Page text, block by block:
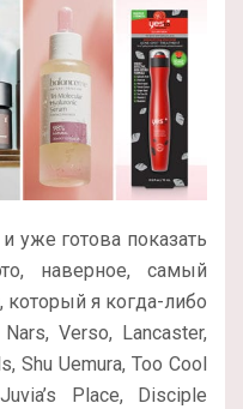
уже готова показать
наверное, самый
я когда-либо
Verso, Lancaster,
Shu Uemura, Too Cool
Place, Disciple